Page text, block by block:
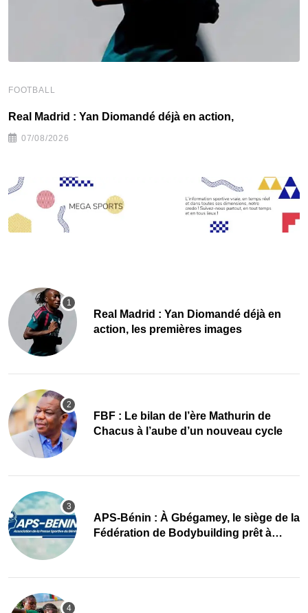
FOOTBALL
Real Madrid : Yan Diomandé déjà en action,
07/08/2026
Real Madrid : Yan Diomandé déjà en
action, les premières images
FBF : Le bilan de l’ère Mathurin de
Chacus à l’aube d’un nouveau cycle
APS-Bénin : À Gbégamey, le siège de la
Fédération de Bodybuilding prêt à